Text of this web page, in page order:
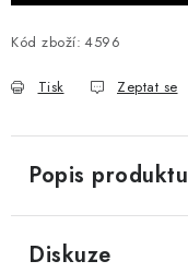
Kód zboží: 4596
Tisk Zeptat se
Popis produktu
Diskuze